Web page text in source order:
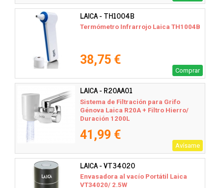
LAICA - TH1004B
Termómetro Infrarrojo Laica TH1004B
38,75 €
Comprar
LAICA - R20AA01
Sistema de Filtración para Grifo
Génova Laica R20A + Filtro Hierro/
Duración 1200L
41,99 €
Avísame
LAICA - VT34020
Envasadora al vacío Portátil Laica
VT34020/ 2.5W